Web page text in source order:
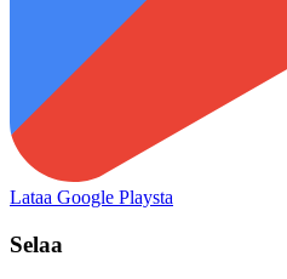
Lataa Google Playsta
Selaa